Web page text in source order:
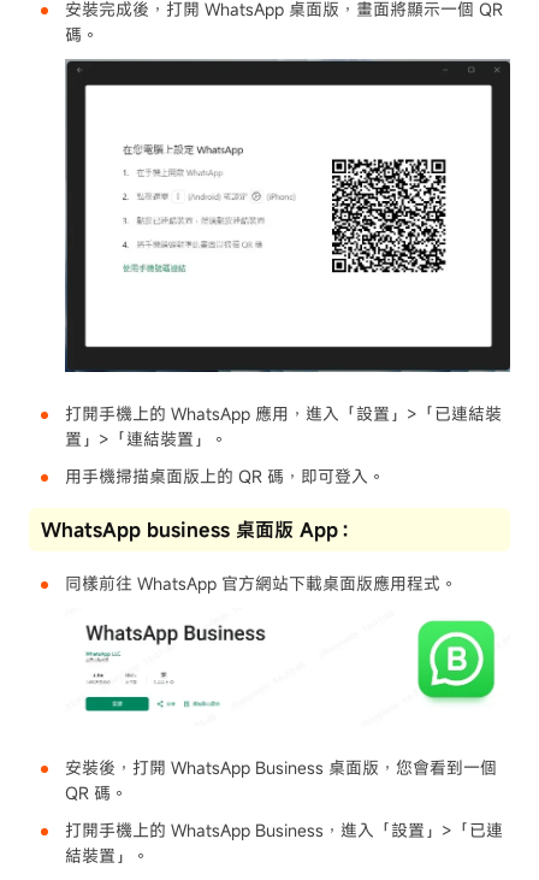
安裝完成後，打開 WhatsApp 桌面版，畫面將顯示一個 QR
碼。
打開手機上的 WhatsApp 應用，進入「設置」>「已連結裝
置」>「連結裝置」。
用手機掃描桌面版上的 QR 碼，即可登入。
WhatsApp business 桌面版 App：
同樣前往 WhatsApp 官方網站下載桌面版應用程式。
安裝後，打開 WhatsApp Business 桌面版，您會看到一個
QR 碼。
打開手機上的 WhatsApp Business，進入「設置」>「已連
結裝置」。